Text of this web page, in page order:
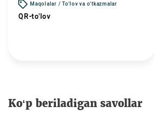
Maqolalar / To'lov va o'tkazmalar
QR-to'lov
Ko‘p beriladigan savollar